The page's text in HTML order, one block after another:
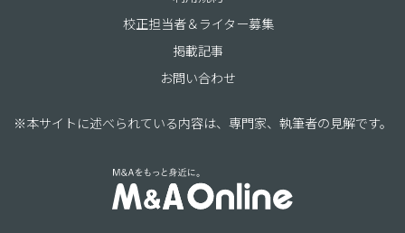
校正担当者＆ライター募集
掲載記事
お問い合わせ
※本サイトに述べられている内容は、専門家、執筆者の見解です。